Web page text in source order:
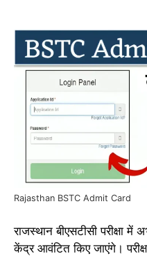
Rajasthan BSTC Admit Card
राजस्थान बीएसटीसी परीक्षा में
केंद्र आवंटित किए जाएंगे।